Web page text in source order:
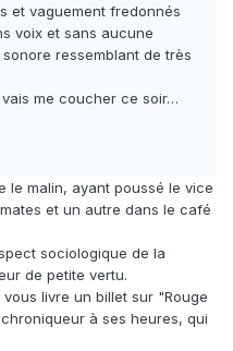
et vaguement fredonnés
voix et sans aucune
ressemblant de très
me coucher ce soir…
le malin, ayant poussé le vice
et un autre dans le café
sociologique de la
de petite vertu.
livre un billet sur "Rouge
à ses heures, qui